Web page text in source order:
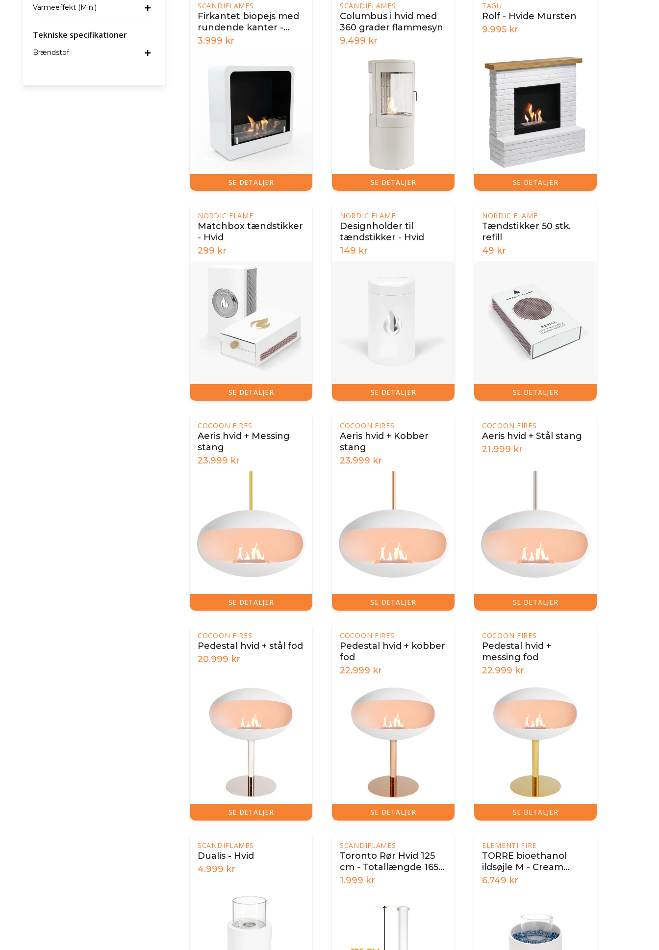
Varmeeffekt (Min.)
Tekniske specifikationer
Brændstof
SCANDIFLAMES
Firkantet biopejs med
rundende kanter -
hvid
3.999 kr
SE DETALJER
SCANDIFLAMES
Columbus i hvid med
360 grader flammesyn
9.499 kr
SE DETALJER
TAGU
Rolf - Hvide Mursten
9.995 kr
SE DETALJER
NORDIC FLAME
Matchbox tændstikker
- Hvid
299 kr
SE DETALJER
NORDIC FLAME
Designholder til
tændstikker - Hvid
149 kr
SE DETALJER
NORDIC FLAME
Tændstikker 50 stk.
refill
49 kr
SE DETALJER
COCOON FIRES
Aeris hvid + Messing
stang
23.999 kr
SE DETALJER
COCOON FIRES
Aeris hvid + Kobber
stang
23.999 kr
SE DETALJER
COCOON FIRES
Aeris hvid + Stål stang
21.999 kr
SE DETALJER
COCOON FIRES
Pedestal hvid + stål fod
20.999 kr
SE DETALJER
COCOON FIRES
Pedestal hvid + kobber
fod
22.999 kr
SE DETALJER
COCOON FIRES
Pedestal hvid +
messing fod
22.999 kr
SE DETALJER
SCANDIFLAMES
Dualis - Hvid
4.999 kr
SCANDIFLAMES
Toronto Rør Hvid 125
cm - Totallængde 165
cm
1.999 kr
ELEMENTI FIRE
TORRE bioethanol
ildsøjle M - Cream
White
6.749 kr